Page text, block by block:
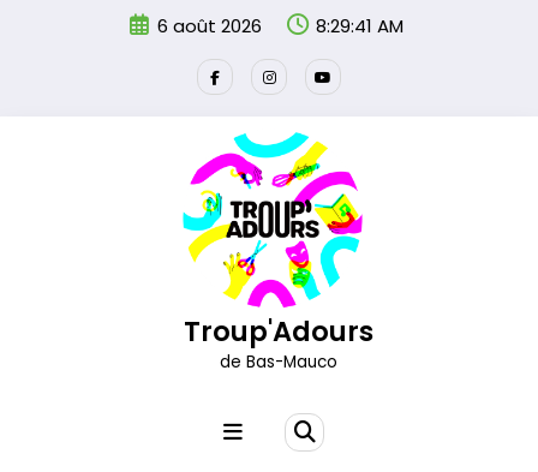
6 août 2026 8:29:42 AM
Troup'Adours
de Bas-Mauco